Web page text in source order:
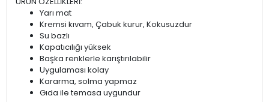
Yarı mat
Kremsi kıvam, Çabuk kurur, Kokusuzdur
Su bazlı
Kapatıcılığı yüksek
Başka renklerle karıştırılabilir
Uygulaması kolay
Kararma, solma yapmaz
Gıda ile temasa uygundur